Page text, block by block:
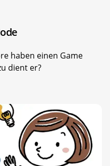
haben einen Game
dient er?